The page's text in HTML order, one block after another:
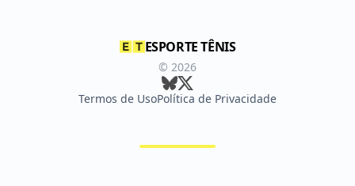
ESPORTE TÊNIS
© 2026
Termos de UsoPolítica de Privacidade